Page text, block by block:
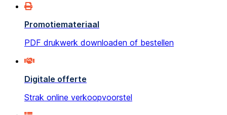
Promotiemateriaal
PDF drukwerk downloaden of bestellen
Digitale offerte
Strak online verkoopvoorstel